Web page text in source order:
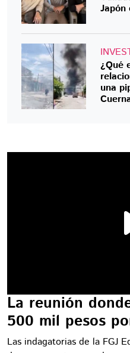
Japón
¿Qué
una
La reunión
500 mil pesos
Las indagatorias de la FGJ